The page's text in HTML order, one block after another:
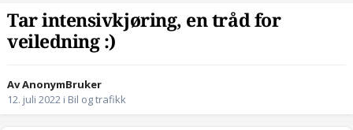
Tar intensivkjøring, en tråd for
veiledning :)
Av AnonymBruker
12. juli 2022 i Bil og trafikk